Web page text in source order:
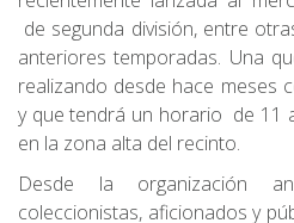
de segunda división, entre
anteriores temporadas. Una
realizando desde hace meses
y que tendrá un horario de 11
en la zona alta del recinto.
Desde la organización
coleccionistas, aficionados y